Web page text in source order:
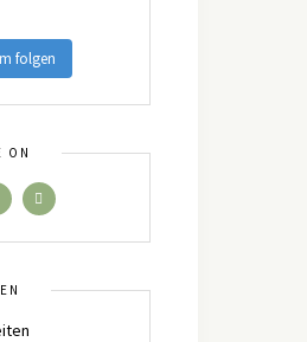
folgen
ON